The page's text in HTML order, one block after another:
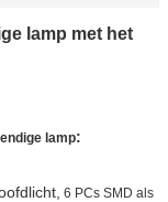
lamp met het
lamp:
6 PCs SMD als